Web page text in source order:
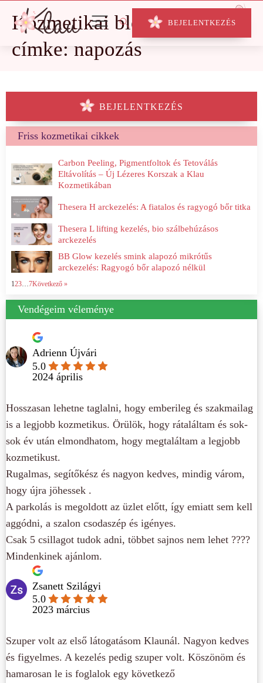
BEJELENTKEZÉS
Kozmetikai blog
címke: napozás
Vendégeim véleménye
Adrienn Újvári
5.0
2024 április
Hosszasan lehetne taglalni, hogy emberileg és szakmailag
is a legjobb kozmetikus. Örülök, hogy rátaláltam és sok-
sok év után elmondhatom, hogy megtaláltam a legjobb
kozmetikust.
Rugalmas, segítőkész és nagyon kedves, mindig várom,
hogy újra jöhessek .
A parkolás is megoldott az üzlet előtt, így emiatt sem kell
aggódni, a szalon csodaszép és igényes.
Csak 5 csillagot tudok adni, többet sajnos nem lehet ????
Mindenkinek ajánlom.
Zsanett Szilágyi
5.0
2023 március
Szuper volt az első látogatásom Klaunál. Nagyon kedves
és figyelmes. A kezelés pedig szuper volt. Köszönöm és
hamarosan le is foglalok egy következő
Friss kozmetikai cikkek
Carbon Peeling, Pigmentfoltok és Tetoválás
Eltávolítás – Új Lézeres Korszak a Klau
Kozmetikában
Thesera H arckezelés: A fiatalos és ragyogó bőr titka
Thesera L lifting kezelés, bio szálbehúzásos
arckezelés
BB Glow kezelés smink alapozó mikrótűs
arckezelés: Ragyogó bőr alapozó nélkül
123… 7Következő »
BEJELENTKEZÉS